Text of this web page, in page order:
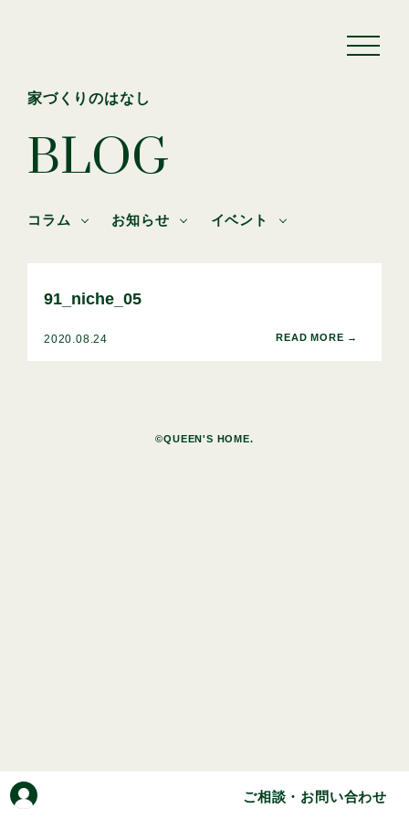
ご相談・お問い合わせ
家づくりのはなし
BLOG
コラム お知らせ イベント
91_niche_05
2020.08.24
©QUEEN'S HOME.